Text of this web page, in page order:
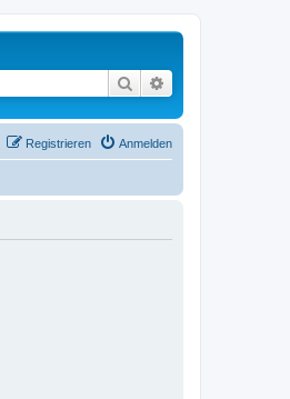
Suche
Anmelden
Registrieren